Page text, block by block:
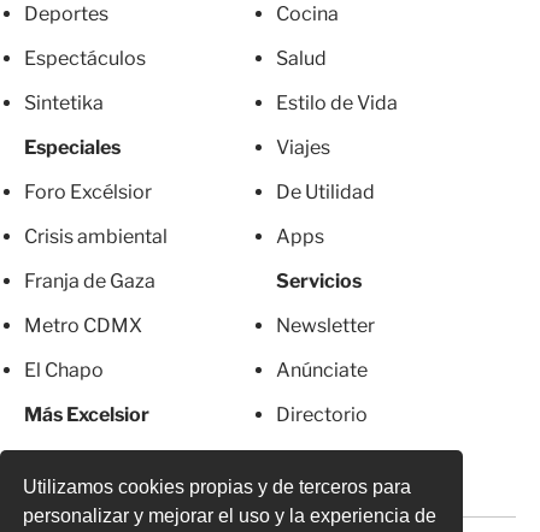
Utilizamos cookies propias y de terceros para
personalizar y mejorar el uso y la experiencia de
Deportes
Espectáculos
Sintetika
Especiales
Foro Excélsior
Crisis ambiental
Franja de Gaza
Metro CDMX
El Chapo
Más Excelsior
Cocina
Salud
Estilo de Vida
Viajes
De Utilidad
Apps
Servicios
Newsletter
Anúnciate
Directorio